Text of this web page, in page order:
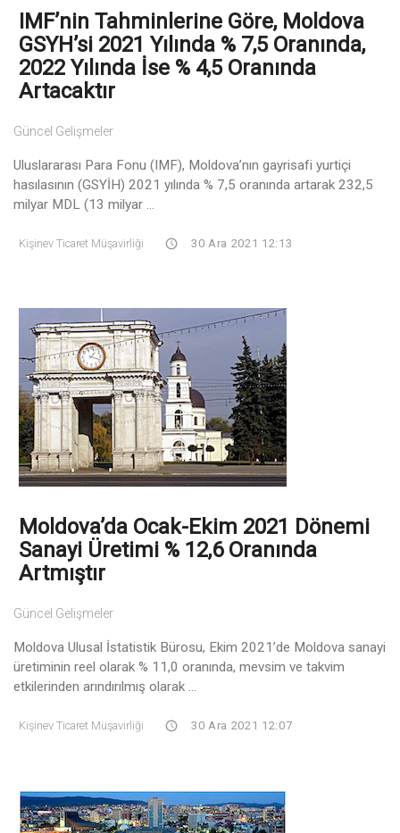
IMF’nin Tahminlerine Göre, Moldova
GSYH’si 2021 Yılında % 7,5 Oranında,
2022 Yılında İse % 4,5 Oranında
Artacaktır
Güncel Gelişmeler
Uluslararası Para Fonu (IMF), Moldova’nın gayrisafi yurtiçi
hasılasının (GSYİH) 2021 yılında % 7,5 oranında artarak 232,5
milyar MDL (13 milyar ...
Kişinev Ticaret Müşavirliği 30 Ara 2021 12:13
Moldova’da Ocak-Ekim 2021 Dönemi
Sanayi Üretimi % 12,6 Oranında
Artmıştır
Güncel Gelişmeler
Moldova Ulusal İstatistik Bürosu, Ekim 2021’de Moldova sanayi
üretiminin reel olarak % 11,0 oranında, mevsim ve takvim
etkilerinden arındırılmış olarak ...
Kişinev Ticaret Müşavirliği 30 Ara 2021 12:07